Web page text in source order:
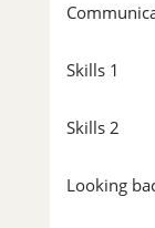
Skills 1
Skills 2
Looking